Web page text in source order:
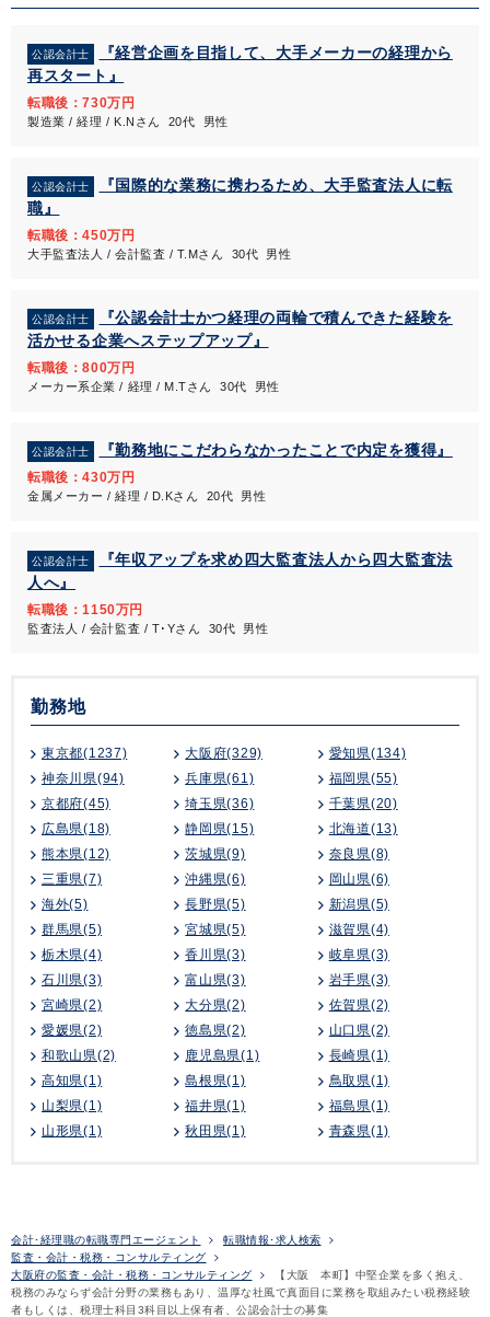
公認会計士
『経営企画を目指して、大手メーカーの経理から
再スタート』
転職後：730万円
製造業 / 経理 / K.Nさん 20代 男性
公認会計士
『国際的な業務に携わるため、大手監査法人に転
職』
転職後：450万円
大手監査法人 / 会計監査 / T.Mさん 30代 男性
公認会計士
『公認会計士かつ経理の両輪で積んできた経験を
活かせる企業へステップアップ』
転職後：800万円
メーカー系企業 / 経理 / M.Tさん 30代 男性
公認会計士 『勤務地にこだわらなかったことで内定を獲得』
転職後：430万円
金属メーカー / 経理 / D.Kさん 20代 男性
公認会計士
『年収アップを求め四大監査法人から四大監査法
人へ』
転職後：1150万円
監査法人 / 会計監査 / T･Yさん 30代 男性
勤務地
東京都(1237) 大阪府(329)
愛知県(134)
神奈川県(94)
兵庫県(61)
福岡県(55)
京都府(45)
埼玉県(36)
千葉県(20)
広島県(18)
静岡県(15)
北海道(13)
熊本県(12)
茨城県(9)
奈良県(8)
三重県(7)
沖縄県(6)
岡山県(6)
海外(5)
長野県(5)
新潟県(5)
群馬県(5)
宮城県(5)
滋賀県(4)
栃木県(4)
香川県(3)
岐阜県(3)
石川県(3)
富山県(3)
岩手県(3)
宮崎県(2)
大分県(2)
佐賀県(2)
愛媛県(2)
徳島県(2)
山口県(2)
和歌山県(2)
鹿児島県(1)
長崎県(1)
高知県(1)
島根県(1)
鳥取県(1)
山梨県(1)
福井県(1)
福島県(1)
山形県(1)
秋田県(1) 青森県(1)
会計･経理職の転職専門エージェント
転職情報･求人検索
監査・会計・税務・コンサルティング
大阪府の監査・会計・税務・コンサルティング
【大阪 本町】中堅企業を多く抱え、
税務のみならず会計分野の業務もあり、温厚な社風で真面目に業務を取組みたい税務経験
者もしくは、税理士科目3科目以上保有者、公認会計士の募集